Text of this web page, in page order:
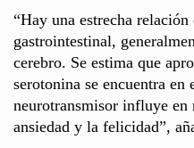
“Hay una estrecha
gastrointestinal,
cerebro. Se estima que
serotonina se encuentra
neurotransmisor influye en
ansiedad y la felicidad”,